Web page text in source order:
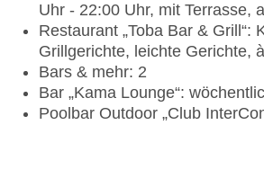
Uhr - 22:00 Uhr, mit Terrasse,
Restaurant „Toba Bar &
Grillgerichte, leichte Gerichte,
Bars & mehr: 2
Bar „Kama Lounge“:
Poolbar Outdoor „Club